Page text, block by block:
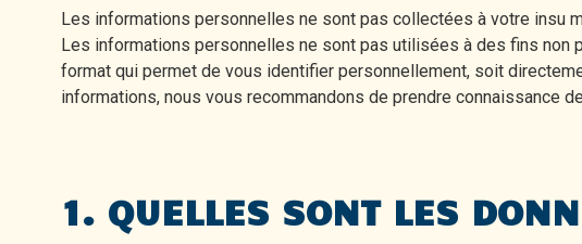
Les informations personnelles ne sont pas collectées à votre insu
Les informations personnelles ne sont pas utilisées à des fins non
format qui permet de vous identifier personnellement, soit
informations, nous vous recommandons de prendre connaissance
1. QUELLES SONT LES